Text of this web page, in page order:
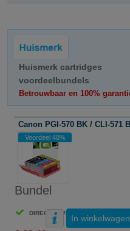
Huismerk cartridges
voordeelbundels
Betrouwbaar en 100%
Canon PGI-570 BK / CLI-571
Voordeel 48%
Bundel
DIRECT LEVERBAAR
In winkelwagen